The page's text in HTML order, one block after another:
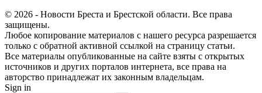
© 2026 - Новости Бреста и Брестской области. Все права
защищены.
Любое копирование материалов с нашего ресурса разрешается
только с обратной активной ссылкой на страницу статьи.
Все материалы опубликованные на сайте взяты с открытых
источников и других порталов интернета, все права на
авторство принадлежат их законным владельцам.
Sign in